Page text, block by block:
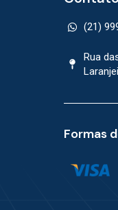
(21)
Rua
Formas